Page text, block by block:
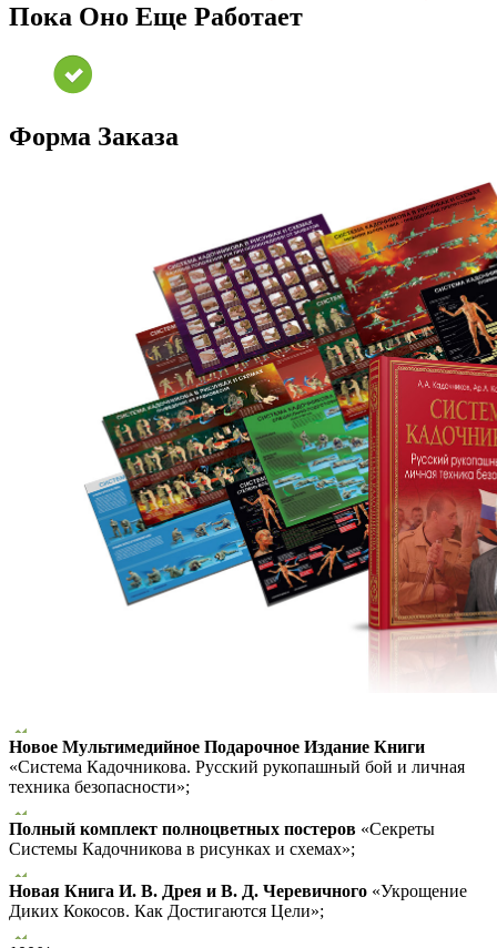
Пока Оно Еще Работает
Форма Заказа
Новое Мультимедийное Подарочное Издание Книги
«Система Кадочникова. Русский рукопашный бой и личная
техника безопасности»;
Полный комплект полноцветных постеров «Секреты
Системы Кадочникова в рисунках и схемах»;
Новая Книга И. В. Дрея и В. Д. Черевичного «Укрощение
Диких Кокосов. Как Достигаются Цели»;